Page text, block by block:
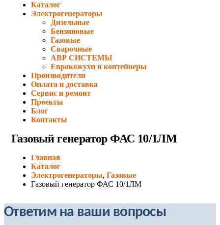
Каталог
Электрогенераторы
Дизельные
Бензиновые
Газовые
Сварочные
АВР СИСТЕМЫ
Еврокожухи и контейнеры
Производители
Оплата и доставка
Сервис и ремонт
Проекты
Блог
Контакты
Газовый генератор ФАС 10/1ЛМ
Главная
Каталог
Электрогенераторы, Газовые
Газовый генератор ФАС 10/1ЛМ
Ответим на ваши вопросы